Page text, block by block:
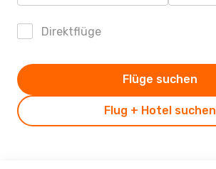
Direktflüge
Flug + Hotel suchen
Flüge suchen